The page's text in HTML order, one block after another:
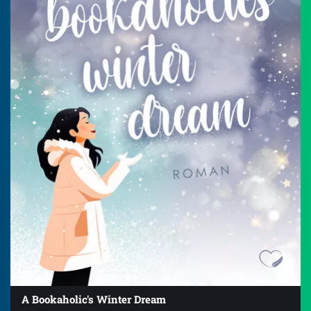
A Bookaholic's Winter Dream